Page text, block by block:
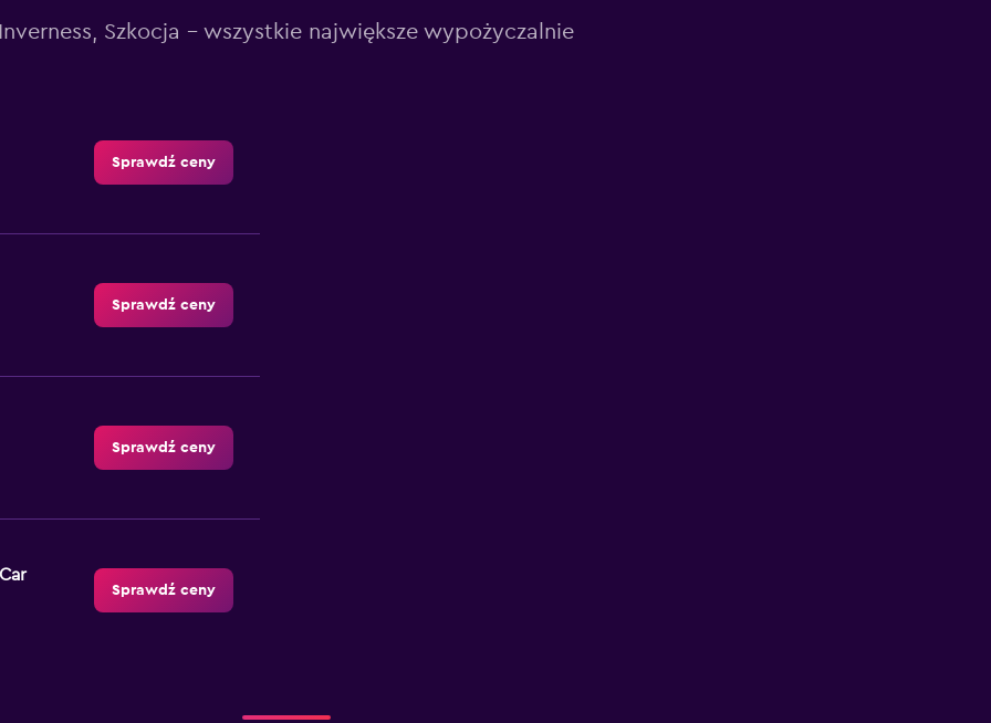
Inverness, Szkocja - wszystkie największe wypożyczalnie
Sprawdź ceny
Sprawdź ceny
Sprawdź ceny
Sprawdź ceny